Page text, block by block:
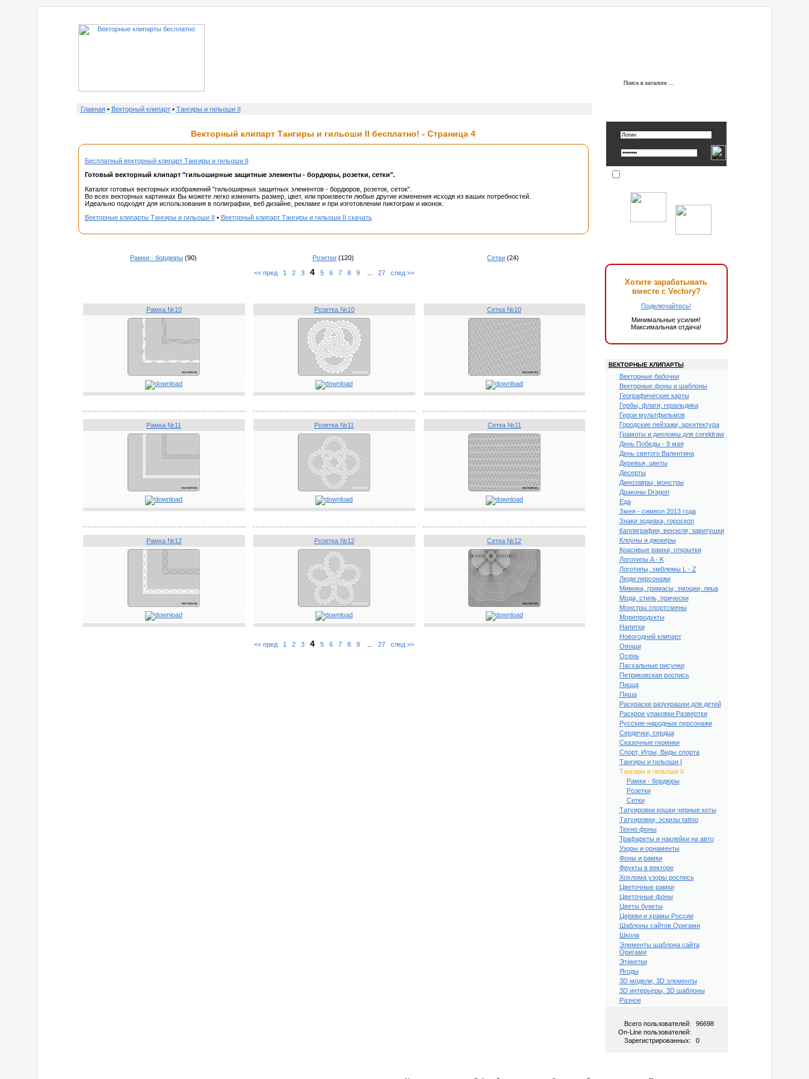
Главная• Векторный клипарт• Тангиры и гильоши II
Векторный клипарт Тангиры и гильоши II бесплатно! - Страница 4
Бесплатный векторный клипарт Тангиры и гильоши II
Готовый векторный клипарт "гильоширные защитные элементы - бордюры, розетки, сетки".
Каталог готовых векторных изображений "гильоширных защитных элементов - бордюров, розеток, сеток".
Во всех векторных картинках Вы можете легко изменить размер, цвет, или произвести любые другие изменения исходя из ваших потребностей.
Идеально подходят для использования в полиграфии, веб дизайне, рекламе и при изготовлении пиктограм и иконок.
Векторные клипарты Тангиры и гильоши II
• Векторный клипарт Тангиры и гильоши II скачать
Рамки - бордюры (90) Розетки (120) Сетки (24)
<< пред 1 2 3 4 5 6 7 8 9... 27 след >>
Рамка №10 Розетка №10 Сетка №10
Рамка №11 Розетка №11 Сетка №11
Рамка №12 Розетка №12 Сетка №12
<< пред 1 2 3 4 5 6 7 8 9... 27 след >>
Хотите зарабатывать
вместе с Vectory?
Подключайтесь!
Минимальные усилия!
Максимальная отдача!
ВЕКТОРНЫЕ КЛИПАРТЫ
Векторные бабочки
Векторные фоны и шаблоны
Географические карты
Гербы, флаги, геральдика
Герои мультфильмов
Городские пейзажи, архитектура
Грамоты и дипломы для coreldraw
День Победы - 9 мая
День святого Валентина
Деревья, цветы
Десерты
Динозавры, монстры
Драконы Dragon
Еда
Змея - символ 2013 года
Знаки зодиака, гороскоп
Каллиграфия, вензеля, завитушки
Клоуны и джокеры
Красивые рамки, открытки
Логотипы A - K
Логотипы, эмблемы L - Z
Люди персонажи
Мимика, гримасы, эмоции, лица
Мода, стиль, прически
Монстры спортсмены
Морепродукты
Напитки
Новогодний клипарт
Овощи
Осень
Пасхальные рисунки
Петриковская роспись
Пицца
Пища
Раскраски разукрашки для детей
Раскрои упаковки Развертки
Русские-народные персонажи
Сердечки, сердца
Сказочные гномики
Спорт, Игры, Виды спорта
Тангиры и гильоши I
Тангиры и гильоши II
Рамки - бордюры
Розетки
Сетки
Татуировки кошки черные коты
Татуировки, эскизы tattoo
Техно фоны
Трафареты и наклейки на авто
Узоры и орнаменты
Фоны и рамки
Фрукты в векторе
Хохлома узоры роспись
Цветочные рамки
Цветочные фоны
Цветы букеты
Церкви и храмы России
Шаблоны сайтов Оригами
Школа
Элементы шаблона сайта
Оригами
Этикетки
Ягоды
3D модели, 3D элементы
3D интерьеры, 3D шаблоны
Разное
Всего пользователей:
96698
On-Line пользователей:
Зарегистрированных:
0